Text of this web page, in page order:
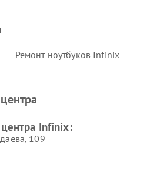
Ремонт ноутбуков Infinix
Infinix:
109